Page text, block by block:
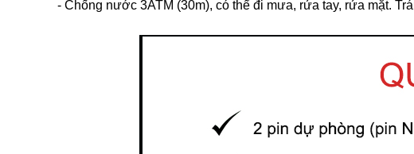
- Chống nước 3ATM (30m), có thể đi mưa, rửa tay, rửa mặt.